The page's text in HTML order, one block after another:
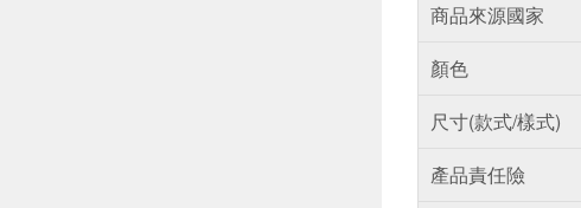
商品來源國家
顏色
尺寸(款式/樣式)
產品責任險